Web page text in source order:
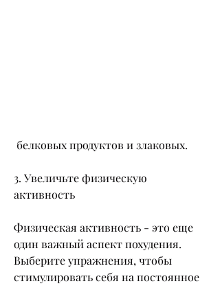
белковых продуктов и злаковых.
3. Увеличьте физическую
активность
Физическая активность - это еще
один важный аспект похудения.
Выберите упражнения, чтобы
стимулировать себя на постоянное